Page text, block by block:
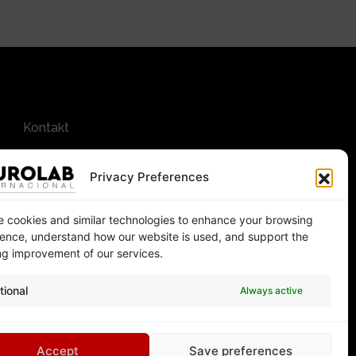
Privacy Preferences
cookies and similar technologies to enhance your browsing
understand how our website is used, and support the
improvement of our services.
Always active
Accept Save preferences
Kontakt